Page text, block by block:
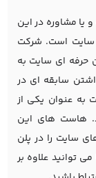
یا مشاوره در این
سایت است. شرکت
حرفه ای سایت به
سابقه ای در
سایت به عنوان یکی از
هاست های این
سایت را در پلن
توانید علاوه بر